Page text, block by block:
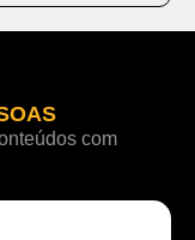
com